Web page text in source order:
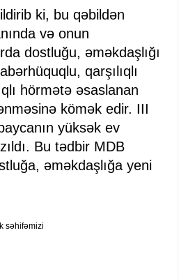
ki, bu qəbildən
və onun
dostluğu, əməkdaşlığı
qarşılıqlı
hörmətə əsaslanan
kömək edir. III
yüksək ev
Bu tədbir MDB
əməkdaşlığa yeni
səhifəmizi